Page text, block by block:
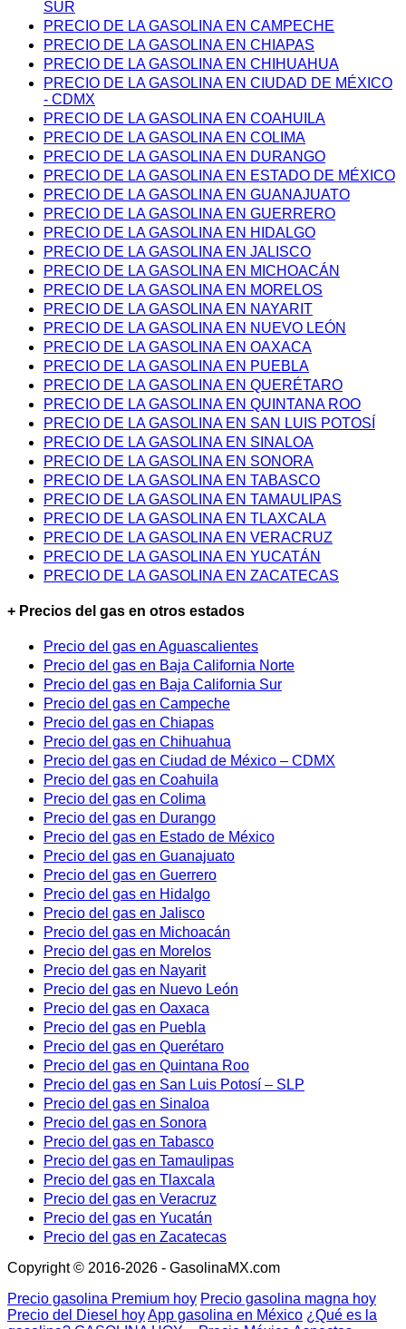
SUR
PRECIO DE LA GASOLINA EN CAMPECHE
PRECIO DE LA GASOLINA EN CHIAPAS
PRECIO DE LA GASOLINA EN CHIHUAHUA
PRECIO DE LA GASOLINA EN CIUDAD DE MÉXICO
- CDMX
PRECIO DE LA GASOLINA EN COAHUILA
PRECIO DE LA GASOLINA EN COLIMA
PRECIO DE LA GASOLINA EN DURANGO
PRECIO DE LA GASOLINA EN ESTADO DE MÉXICO
PRECIO DE LA GASOLINA EN GUANAJUATO
PRECIO DE LA GASOLINA EN GUERRERO
PRECIO DE LA GASOLINA EN HIDALGO
PRECIO DE LA GASOLINA EN JALISCO
PRECIO DE LA GASOLINA EN MICHOACÁN
PRECIO DE LA GASOLINA EN MORELOS
PRECIO DE LA GASOLINA EN NAYARIT
PRECIO DE LA GASOLINA EN NUEVO LEÓN
PRECIO DE LA GASOLINA EN OAXACA
PRECIO DE LA GASOLINA EN PUEBLA
PRECIO DE LA GASOLINA EN QUERÉTARO
PRECIO DE LA GASOLINA EN QUINTANA ROO
PRECIO DE LA GASOLINA EN SAN LUIS POTOSÍ
PRECIO DE LA GASOLINA EN SINALOA
PRECIO DE LA GASOLINA EN SONORA
PRECIO DE LA GASOLINA EN TABASCO
PRECIO DE LA GASOLINA EN TAMAULIPAS
PRECIO DE LA GASOLINA EN TLAXCALA
PRECIO DE LA GASOLINA EN VERACRUZ
PRECIO DE LA GASOLINA EN YUCATÁN
PRECIO DE LA GASOLINA EN ZACATECAS
+ Precios del gas en otros estados
Precio del gas en Aguascalientes
Precio del gas en Baja California Norte
Precio del gas en Baja California Sur
Precio del gas en Campeche
Precio del gas en Chiapas
Precio del gas en Chihuahua
Precio del gas en Ciudad de México – CDMX
Precio del gas en Coahuila
Precio del gas en Colima
Precio del gas en Durango
Precio del gas en Estado de México
Precio del gas en Guanajuato
Precio del gas en Guerrero
Precio del gas en Hidalgo
Precio del gas en Jalisco
Precio del gas en Michoacán
Precio del gas en Morelos
Precio del gas en Nayarit
Precio del gas en Nuevo León
Precio del gas en Oaxaca
Precio del gas en Puebla
Precio del gas en Querétaro
Precio del gas en Quintana Roo
Precio del gas en San Luis Potosí – SLP
Precio del gas en Sinaloa
Precio del gas en Sonora
Precio del gas en Tabasco
Precio del gas en Tamaulipas
Precio del gas en Tlaxcala
Precio del gas en Veracruz
Precio del gas en Yucatán
Precio del gas en Zacatecas
Copyright © 2016-2026 - GasolinaMX.com
Precio gasolina Premium hoy Precio gasolina magna hoy
Precio del Diesel hoyApp gasolina en México ¿Qué es la